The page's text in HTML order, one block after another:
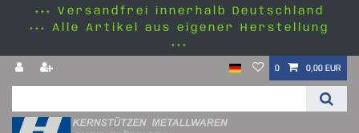
+++ Versandfrei innerhalb Deutschland
+++ Alle Artikel aus eigener Herstellung
+++
0 0,00 EUR